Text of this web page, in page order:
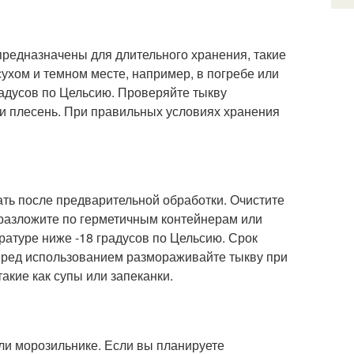
для длительного хранения, такие
и темном месте, например, в погребе или
по Цельсию. Проверяйте тыкву
плесень. При правильных условиях хранения
после предварительной обработки. Очистите
по герметичным контейнерам или
ниже -18 градусов по Цельсию. Срок
использованием размораживайте тыкву при
как супы или запеканки.
морозильнике. Если вы планируете